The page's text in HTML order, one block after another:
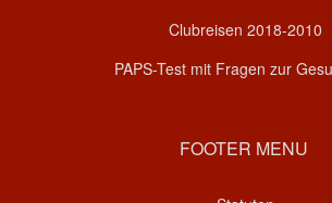
Clubreisen 2018-2010
PAPS-Test mit Fragen zur
FOOTER MENU